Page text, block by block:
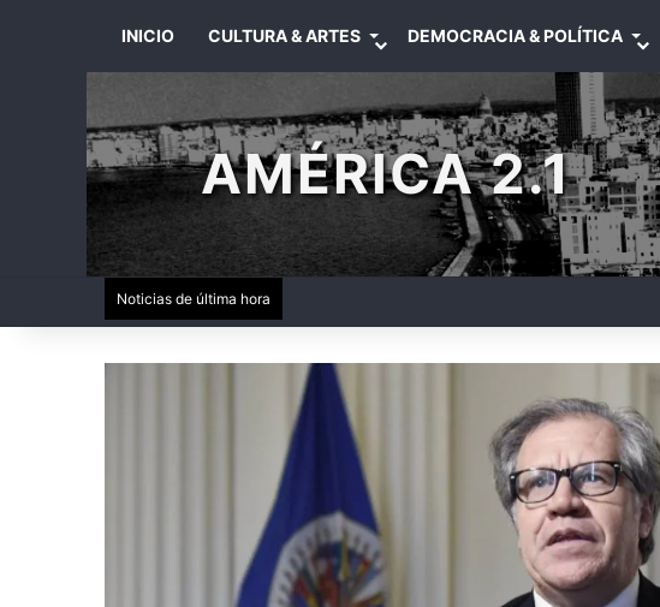
INICIO CULTURA & ARTES DEMOCRACIA & POLÍTICA
AMÉRICA 2.1
Noticias de última hora